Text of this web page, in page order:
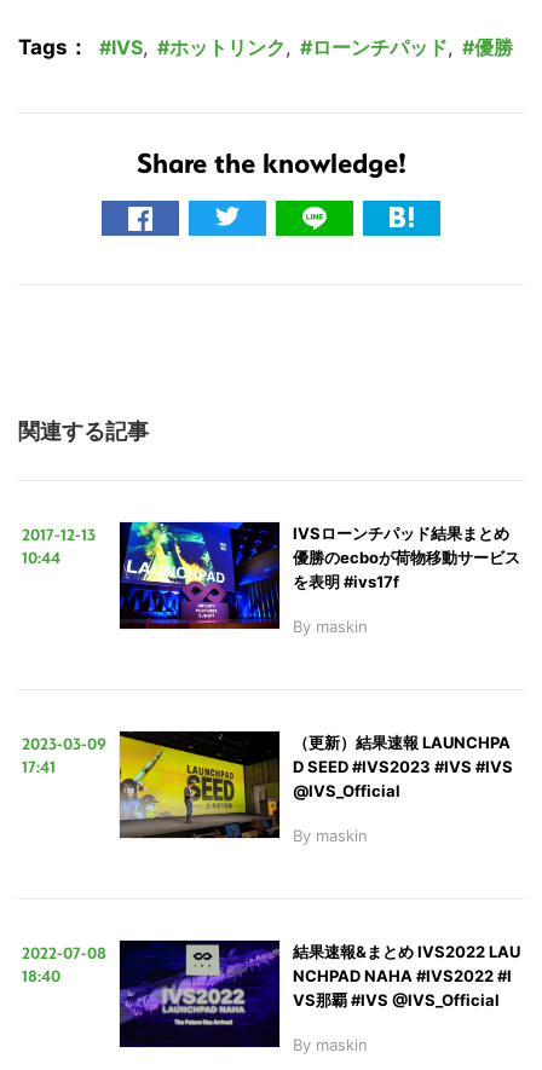
Tags： IVS, ホットリンク, ローンチパッド, 優勝
Share the knowledge!
関連する記事
2017-12-13
10:44
IVSローンチパッド結果まとめ
優勝のecboが荷物移動サービス
を表明 #ivs17f
By maskin
2023-03-09
17:41
（更新）結果速報 LAUNCHPA
D SEED #IVS2023 #IVS #IVS
@IVS_Official
By maskin
2022-07-08
18:40
結果速報&まとめ IVS2022 LAU
NCHPAD NAHA #IVS2022 #I
VS那覇 #IVS @IVS_Official
By maskin
こ
イ
る